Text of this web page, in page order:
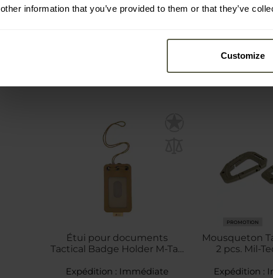
other information that you’ve provided to them or that they’ve
Customize
Étui pour documents
Tactical Badge Holder M-Tac
Expédition : Immédiate
PROMOTION
Mousqueton
2 pcs. Mil-
Expédition :